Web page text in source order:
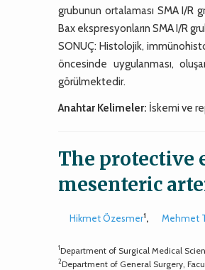
grubunun ortalaması SMA I/R
Bax ekspresyonların SMA I/R
SONUÇ: Histolojik,
öncesinde uygulanması,
görülmektedir.
Anahtar Kelimeler: İskemi ve
The protective
mesenteric
Hikmet Özesmer1, Mehmet
1Department of Surgical Medical
2Department of General Surgery,